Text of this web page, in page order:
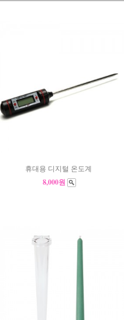
휴대용 디지털 온도계
8,000원